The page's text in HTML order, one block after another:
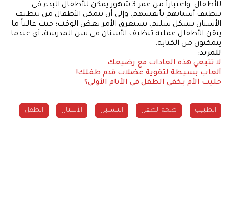
للأطفال. واعتباراً من عمر 3 شهور يمكن للأطفال البدء في
تنطيف أسنانهم بأنفسهم. وإلى أن يتمكن الأطفال من تنظيف
الأسنان بشكل سليم، يستغرق الأمر بعض الوقت؛ حيث غالباً ما
يتقن الأطفال عملية تنظيف الأسنان في سن المدرسة، أي عندما
يتمكنون من الكتابة.
للمزيد:
لا تتبعي هذه العادات مع رضيعك
ألعاب بسيطة لتقوية عضلات قدم طفلك!
حليب الأم يكفي الطفل في الأيام الأولى؟
الطبيب صحة الطفل التسنين الأسنان الطفل